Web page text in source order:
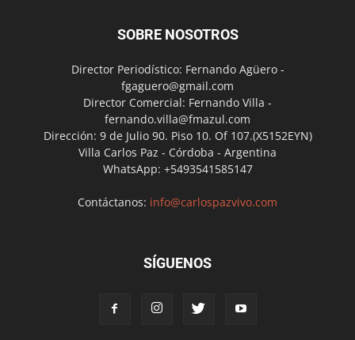
SOBRE NOSOTROS
Director Periodístico: Fernando Agüero -
fgaguero@gmail.com
Director Comercial: Fernando Villa -
fernando.villa@fmazul.com
Dirección: 9 de Julio 90. Piso 10. Of 107.(X5152EYN)
Villa Carlos Paz - Córdoba - Argentina
WhatsApp: +5493541585147
Contáctanos: info@carlospazvivo.com
SÍGUENOS